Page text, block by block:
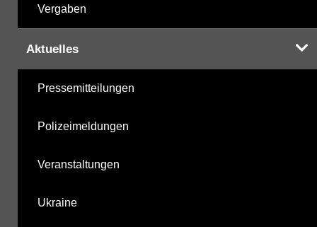
Vergaben
Aktuelles
Pressemitteilungen
Polizeimeldungen
Veranstaltungen
Ukraine